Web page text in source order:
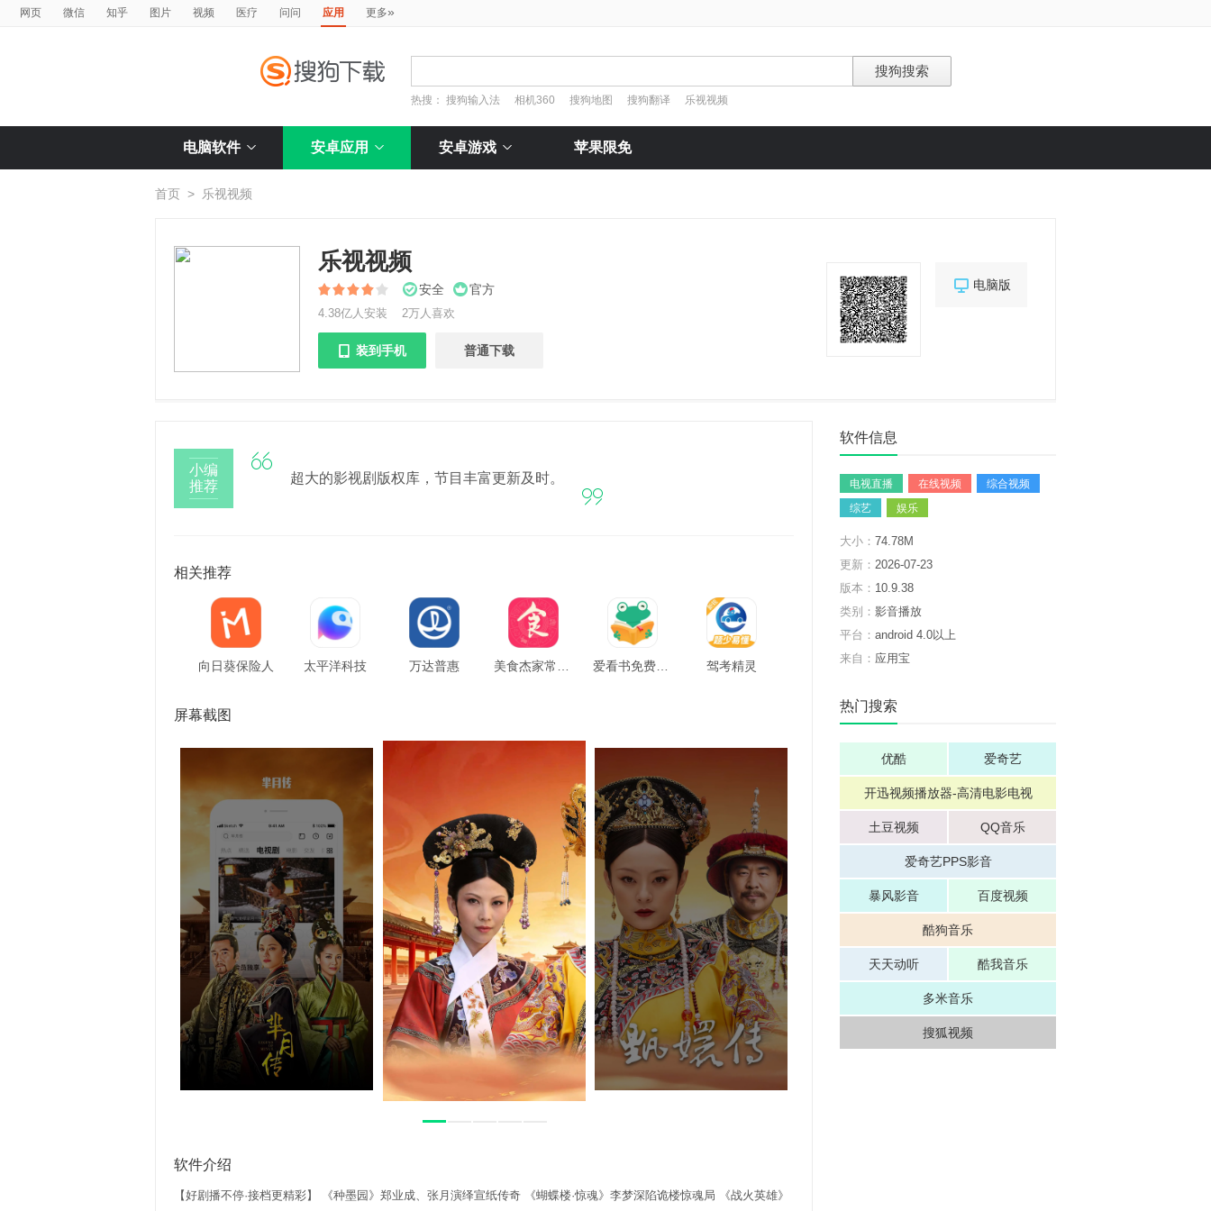
网页 微信 知乎 图片 视频 医疗 问问 应用 更多»
热搜： 搜狗输入法 相机360 搜狗地图 搜狗翻译 乐视视频
电脑软件 安卓应用 安卓游戏 苹果限免
首页 > 乐视视频
 电脑版
乐视视频
安全 官方
4.38亿人安装 2万人喜欢
 装到手机 普通下载
小编
推荐

超大的影视剧版权库，节目丰富更新及时。

相关推荐
向日葵保险人 太平洋科技 万达普惠 驾考精灵
屏幕截图
软件介绍
【好剧播不停·接档更精彩】 《种墨园》郑业成、张月演绎宣纸传奇 《蝴蝶楼·惊魂》李梦深陷诡楼惊魂局 《战火英雄》
软件信息
电视直播 在线视频
综合视频
综艺
娱乐
大小： 74.78M
更新： 2026-07-23
版本： 10.9.38
类别： 影音播放
平台： android 4.0以上
来自： 应用宝
热门搜索
优酷 爱奇艺
开迅视频播放器-高清电影电视
土豆视频 QQ音乐
爱奇艺PPS影音
暴风影音 百度视频
酷狗音乐
天天动听 酷我音乐
多米音乐
搜狐视频